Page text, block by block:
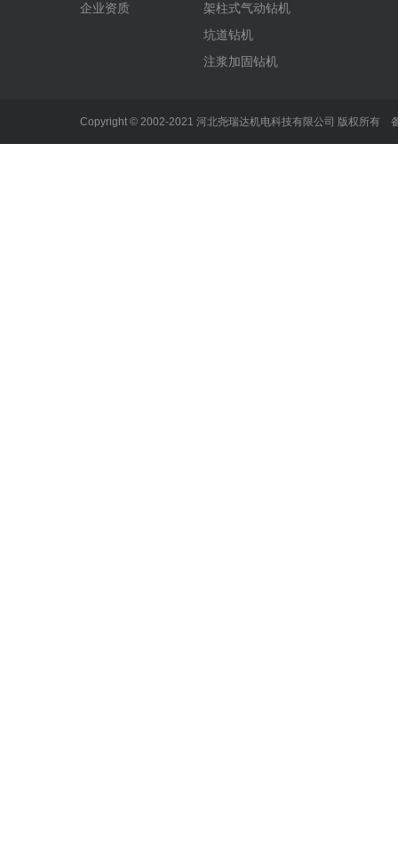
企业资质
架柱式气动钻机
坑道钻机
注浆加固钻机
Copyright © 2002-2021 河北尧瑞达机电科技有限公司 版权所有